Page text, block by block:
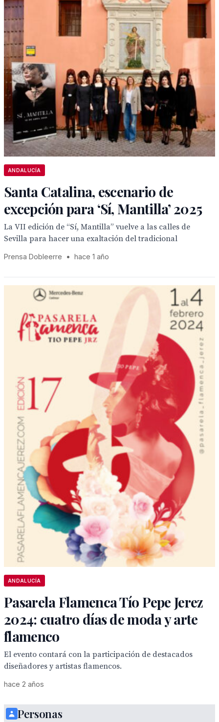
ANDALUCÍA
Santa Catalina, escenario de
excepción para ‘Sí, Mantilla’ 2025
La VII edición de “Sí, Mantilla” vuelve a las calles de
Sevilla para hacer una exaltación del tradicional
Prensa Dobleerre • hace 1 año
ANDALUCÍA
Pasarela Flamenca Tío Pepe Jerez
2024: cuatro días de moda y arte
flamenco
El evento contará con la participación de destacados
diseñadores y artistas flamencos.
hace 2 años
Personas